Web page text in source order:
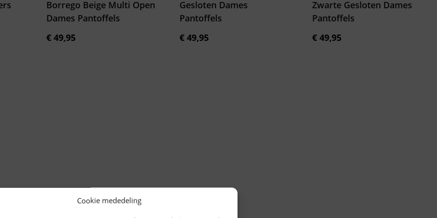
Cookie mededeling
Borrego Beige Multi Open
Dames Pantoffels
€ 49,95
Gesloten Dames
Pantoffels
€49,95
Zwarte Gesloten Dames
Pantoffels
€ 49,95